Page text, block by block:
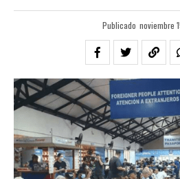
Publicado noviembre